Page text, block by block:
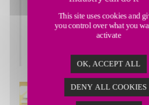
du cycle de vie de leurs
la mise en service à
continue. » Pierre Emeriau,
This site uses cookies and
you control over what you
activate
OK, ACCEPT ALL
DENY ALL COOKIES